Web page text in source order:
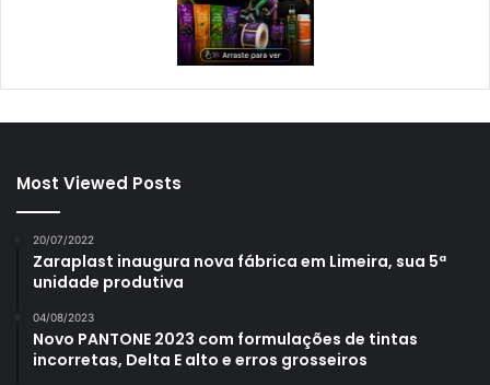
Most Viewed Posts
20/07/2022
Zaraplast inaugura nova fábrica em Limeira, sua 5ª
unidade produtiva
04/08/2023
Novo PANTONE 2023 com formulações de tintas
incorretas, Delta E alto e erros grosseiros